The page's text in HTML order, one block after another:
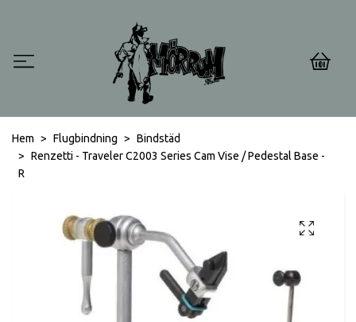
0
Hem Flugbindning
Bindstäd
Renzetti - Traveler C2003 Series Cam Vise / Pedestal Base -
R